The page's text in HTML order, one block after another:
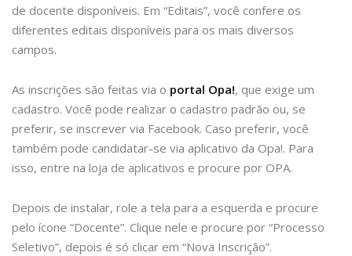
de docente disponíveis. Em “Editais”, você confere os
diferentes editais disponíveis para os mais diversos
campos.
As inscrições são feitas via o portal Opa!, que exige um
cadastro. Você pode realizar o cadastro padrão ou, se
preferir, se inscrever via Facebook. Caso preferir, você
também pode candidatar-se via aplicativo da Opa!. Para
isso, entre na loja de aplicativos e procure por OPA.
Depois de instalar, role a tela para a esquerda e procure
pelo ícone “Docente”. Clique nele e procure por “Processo
Seletivo”, depois é só clicar em “Nova Inscrição”.